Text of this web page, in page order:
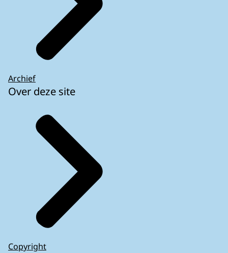
Archief
Over deze site
Copyright